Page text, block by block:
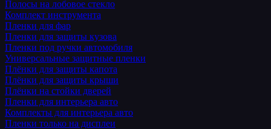
Полосы на лобовое стекло
Комплект инструмента
Пленки для фар
Пленки для защиты кузова
Пленки под ручки автомобиля
Универсальные защитные пленки
Плёнки для защиты капота
Плёнки для защиты крыши
Плёнки на стойки дверей
Пленки для интерьера авто
Комплекты для интерьера авто
Пленки только на дисплеи